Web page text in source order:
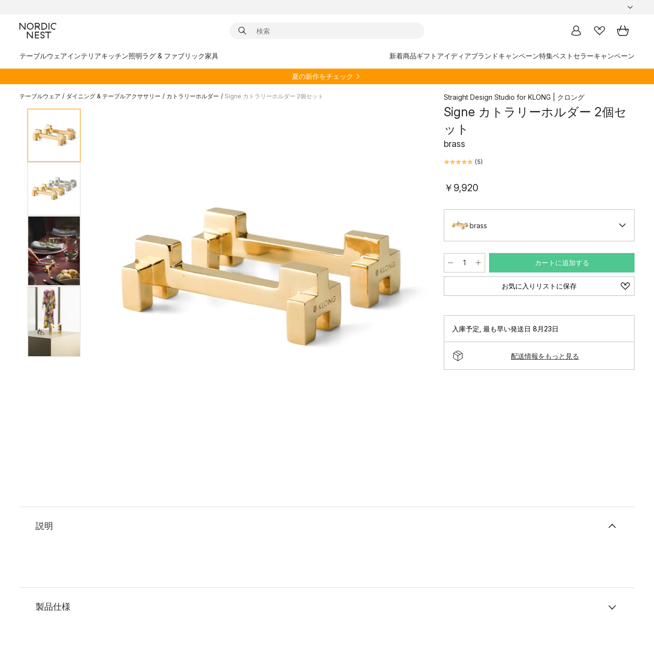
テーブルウェアインテリアキッチン照明ラグ & ファブリック家具 新着商品ギフトアイディアブランドキャンペーン特集ベストセラーキャンペーン
夏の新作をチェック
テーブルウェア / ダイニング & テーブルアクササリー / カトラリーホルダー / Signe カトラリーホルダー 2個セット Straight Design Studio for KLONG | クロング
Signe カトラリーホルダー 2個セ
ット
brass
(5)
￥9,920
brass
カートに追加する
お気に入りリストに保存
入庫予定 最も早い発送日 8月23日
配送情報をもっと見る
説明
製品仕様